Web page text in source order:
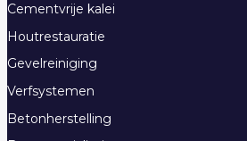
Cementvrije kalei
Houtrestauratie
Gevelreiniging
Verfsystemen
Betonherstelling